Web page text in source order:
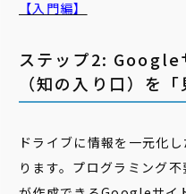
【入門編】
ステップ2: Google
（知の入り口）を
ドライブに情報を一元化
ります。プログラミング